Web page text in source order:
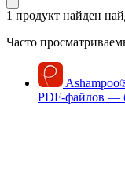
1 продукт найден
Часто
Ashampoo
PDF-файлов —